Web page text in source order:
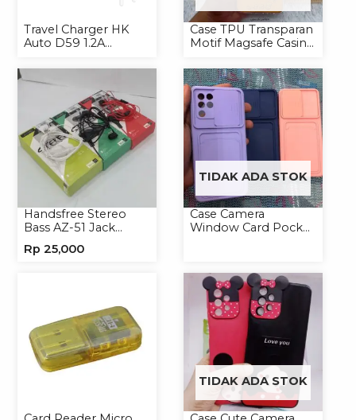
Travel Charger HK
Auto D59 1.2A
Case TPU Transparan
Motif Magsafe Casing
Softcase
Handsfree Stereo
Bass AZ-51 Jack
Headset
Rp 25,000
TIDAK ADA STOK
Case Camera
Window Card Pocket
TIDAK ADA STOK